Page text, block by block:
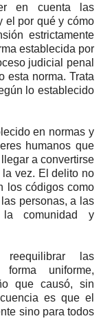
en cuenta las
el por qué y cómo
estrictamente
establecida por
judicial penal
esta norma. Trata
lo establecido
en normas y
humanos que
a convertirse
la vez. El delito no
los códigos como
personas, a las
comunidad y
las
uniforme,
que causó, sin
es que el
sino para todos